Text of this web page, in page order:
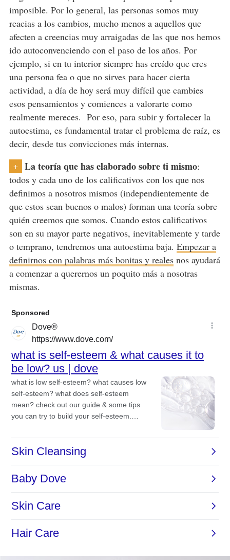
imposible. Por lo general, las personas somos muy
reacias a los cambios, mucho menos a aquellos que
afecten a creencias muy arraigadas de las que nos hemos
ido autoconvenciendo con el paso de los años. Por
ejemplo, si en tu interior siempre has creído que eres
una persona fea o que no sirves para hacer cierta
actividad, a día de hoy será muy difícil que cambies
esos pensamientos y comiences a valorarte como
realmente mereces. Por eso, para subir y fortalecer la
autoestima, es fundamental tratar el problema de raíz, es
decir, desde tus convicciones más internas.
+ La teoría que has elaborado sobre ti mismo:
todos y cada uno de los calificativos con los que nos
definimos a nosotros mismos (independientemente de
que estos sean buenos o malos) forman una teoría sobre
quién creemos que somos. Cuando estos calificativos
son en su mayor parte negativos, inevitablemente y tarde
o temprano, tendremos una autoestima baja. Empezar a
definirnos con palabras más bonitas y realesnos ayudará
a comenzar a querernos un poquito más a nosotras
mismas.